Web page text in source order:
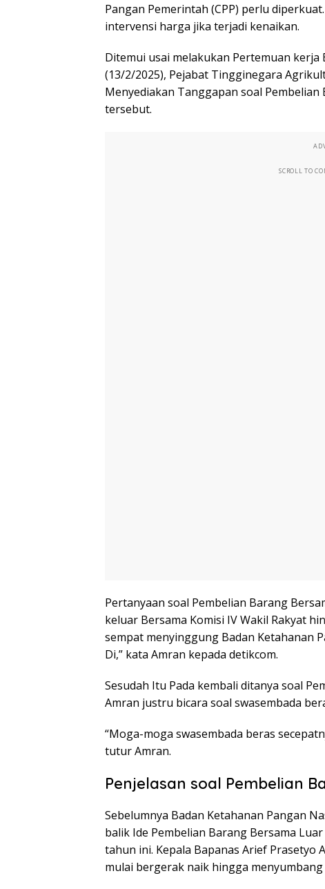
Pangan Pemerintah (CPP) perlu
intervensi harga jika terjadi kenaikan.
Ditemui usai melakukan Pertemuan kerja
(13/2/2025), Pejabat Tingginegara
Menyediakan Tanggapan soal
tersebut.
SCROLL TO
Pertanyaan soal Pembelian Barang
keluar Bersama Komisi IV Wakil Rakyat
sempat menyinggung Badan Ketahanan
Di,” kata Amran kepada detikcom.
Sesudah Itu Pada kembali ditanya soal
Amran justru bicara soal swasembada
“Moga-moga swasembada beras
tutur Amran.
Penjelasan soal Pembelian
Sebelumnya Badan Ketahanan Pangan
balik Ide Pembelian Barang Bersama
tahun ini. Kepala Bapanas Arief Prasetyo
mulai bergerak naik hingga menyumbang